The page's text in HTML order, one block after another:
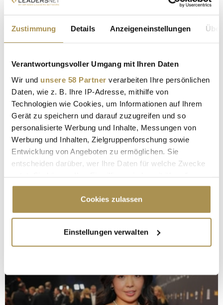
Zustimmung Details Anzeigeneinstellungen
Verantwortungsvoller Umgang mit Ihren Daten
Wir und unsere 58 Partner verarbeiten Ihre persönlichen
Daten, wie z. B. Ihre IP-Adresse, mithilfe von
Technologien wie Cookies, um Informationen auf Ihrem
Gerät zu speichern und darauf zuzugreifen und so
personalisierte Werbung und Inhalte, Messungen von
Werbung und Inhalten, Zielgruppenforschung sowie
Entwicklung von Angeboten zu ermöglichen. Sie
entscheiden darüber, wer Ihre Daten für welche Zwecke
Cookie-Erklärung oder durch Klicken auf das Privacy
Trigger Symbol ändern oder widerrufen
Informationen über Ihre geografische Lage
erfassen, welche bis auf einige Meter genau sein
bestimmten Merkmalen (Fingerprinting) identifizieren
Erfahren Sie mehr darüber, wie Ihre persönlichen Daten
Cookies zulassen
Einstellungen verwalten